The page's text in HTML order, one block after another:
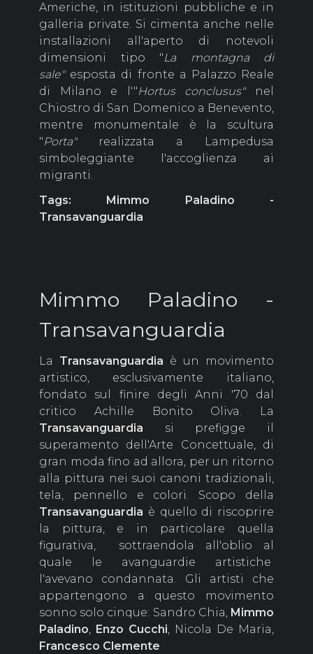
Americhe, in istituzioni pubbliche e in
galleria private. Si cimenta anche nelle
installazioni all'aperto di notevoli
dimensioni tipo "La montagna di
sale" esposta di fronte a Palazzo Reale
di Milano e l'"Hortus conclusus"
nel
Chiostro di San Domenico a Benevento,
mentre monumentale è la scultura
"Porta"
realizzata a Lampedusa
simboleggiante l'accoglienza ai
migranti.
Tags: Mimmo Paladino -
Transavanguardia
Mimmo Paladino -
Transavanguardia
La Transavanguardia è un movimento
artistico, esclusivamente italiano,
fondato sul finire degli Anni '70 dal
critico Achille Bonito Oliva. La
Transavanguardia si prefigge il
superamento dell'Arte Concettuale, di
gran moda fino ad allora, per un ritorno
alla pittura nei suoi canoni tradizionali,
tela, pennello e colori. Scopo della
Transavanguardia è quello di riscoprire
la pittura, e in particolare quella
figurativa, sottraendola all'oblio al
quale le avanguardie artistiche
l'avevano condannata. Gli artisti che
appartengono a questo movimento
sonno solo cinque: Sandro Chia, Mimmo
Paladino, Enzo Cucchi, Nicola De Maria,
Francesco Clemente